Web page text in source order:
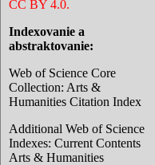
CC BY 4.0.
Indexovanie a
abstraktovanie:
Web of Science Core
Collection: Arts &
Humanities Citation Index
Additional Web of Science
Indexes: Current Contents
Arts & Humanities